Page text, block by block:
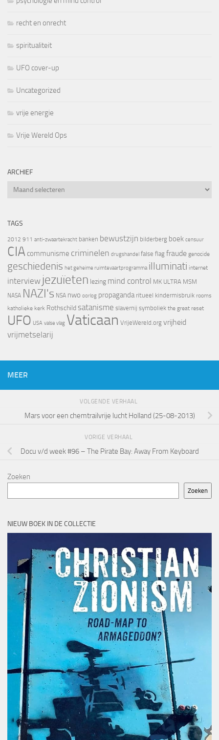
recht en onrecht
spiritualiteit
UFO cover-up
Uncategorized
vrije energie
Vrije Wereld Ops
ARCHIEF
Archief
TAGS
2012 911 anti-zwaartekracht banken bewustzijn bilderberg boek censuur
CIA communisme criminelen drugshandel false flag fraude genocide
geschiedenis het geheime ruimtevaartprogramma illuminati internet
interview jezuïeten lezing mind control MK ULTRA MSM
NASA NAZI's NSA nwo oorlog propaganda ritueel kindermisbruik rooms
katholieke kerk Rothschild satanisme slavernij symboliek the great reset
UFO USA valse vlag Vaticaan VrijeWereld.org vrijheid
vrijmetselarij
MEER
VOLGENDE VERHAAL
Mars voor een chemtrailvrije lucht Holland (25-08-2013)
VORIGE VERHAAL
Docu v/d week #96 – The Pirate Bay: Away From Keyboard
Zoeken
Zoeken
NIEUW BOEK IN DE COLLECTIE